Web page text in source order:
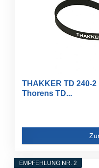
THAKKER TD 240-
Thorens TD...
EMPFEHLUNG NR. 2